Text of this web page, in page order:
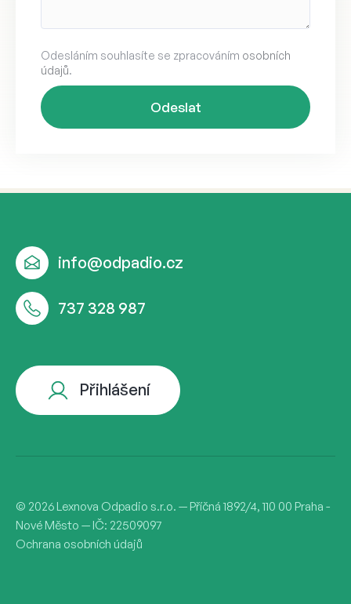
Odesláním souhlasíte se zpracováním osobních
údajů.
info@odpadio.cz
737 328 987
Přihlášení
© 2026 Lexnova Odpadio s.r.o. — Příčná 1892/4, 110 00 Praha -
Nové Město — IČ: 22509097
Ochrana osobních údajů